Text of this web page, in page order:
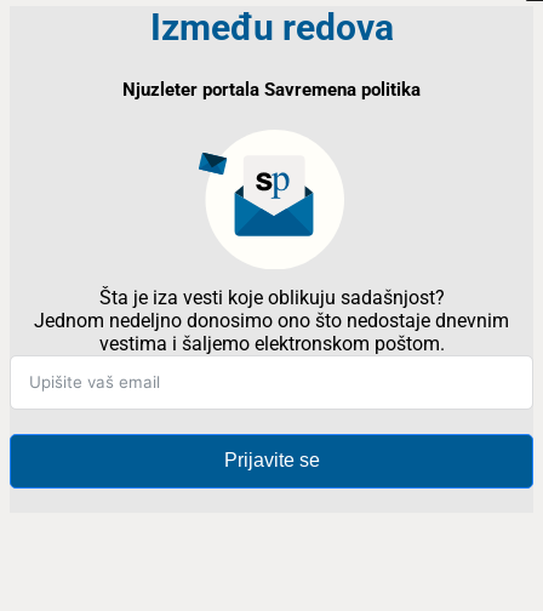
Između redova
Njuzleter portala Savremena politika
Šta je iza vesti koje oblikuju sadašnjost?
Jednom nedeljno donosimo ono što nedostaje dnevnim
vestima i šaljemo elektronskom poštom.
Prijavite se